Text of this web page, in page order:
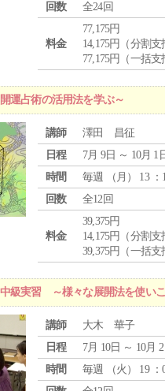
回数
全24回
料金
77,175円
14,175円（分割
77,175円（一括支
運占術の活用法を学ぶ～
講師
澤田 昌征
日程
7月 9日 ～ 10月 1
時間
毎週 （ 月 ） 13 ：
回数
全12回
料金
39,375円
14,175円（分割
39,375円（一括支
級実習 ～様々な展開法を使い
講師
大木 華子
日程
7月 10日 ～ 10月 2
時間
毎週 （火 ） 19 ：